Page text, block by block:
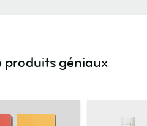
produits géniaux